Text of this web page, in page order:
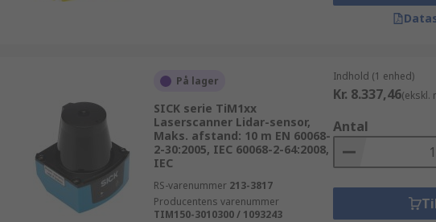
På lager
SICK serie TiM1xx
Laserscanner Lidar-sensor,
Maks. afstand: 10 m EN 60068-
2-30:2005, IEC 60068-2-64:2008,
IEC
RS-varenummer 213-3817
Producentens varenummer
TIM150-3010300 / 1093243
Indhold (1 enhed)
Kr. 8.337,46(ekskl.
Antal